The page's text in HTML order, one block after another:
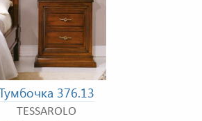
376.13
TESSAROLO